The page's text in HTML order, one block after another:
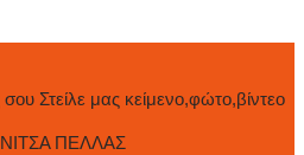
Στείλε μας κείμενο,φώτο,βίντεο
ΠΕΛΛΑΣ